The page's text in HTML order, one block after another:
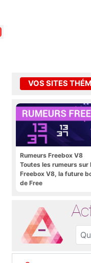
VOS SITES
Rumeurs Freebox V8
Toutes les rumeurs sur
Freebox V8, la future
de Free